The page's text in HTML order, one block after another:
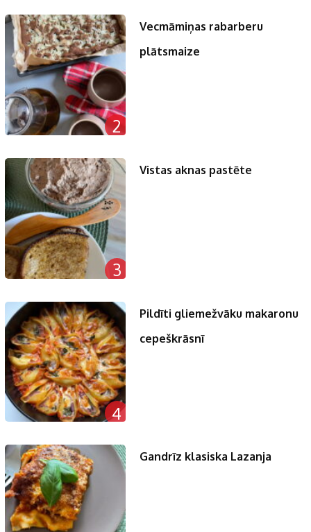
2
Vecmāmiņas rabarberu
plātsmaize
3
Vistas aknas pastēte
4
Pildīti gliemežvāku makaronu
cepeškrāsnī
Gandrīz klasiska Lazanja